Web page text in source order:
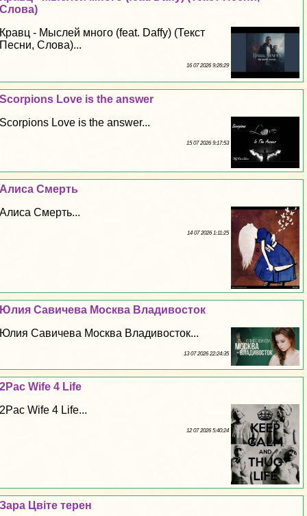
Слова)
Кравц - Мыслей много (feat. Daffy) (Текст
Песни, Слова)...
16 07 2026 9:26:29
Scorpions Love is the answer
Scorpions Love is the answer...
15 07 2026 9:17:53
Алиса Cмepть
Алиса Cмepть...
14 07 2026 1:11:25
Юлия Савичева Москва Владивосток
Юлия Савичева Москва Владивосток...
13 07 2026 22:24:35
2Pac Wife 4 Life
2Pac Wife 4 Life...
12 07 2026 5:40:24
Зара Цвіте терен